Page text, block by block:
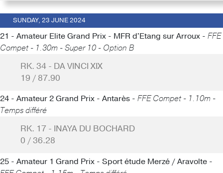
SUNDAY, 23 JUNE 2024
21 - Amateur Elite Grand Prix - MFR d'Etang sur Arroux - FFE
Compet - 1.30m - Super 10 - Option B
RK. 34 - DA VINCI XIX
19 / 87.90
24 - Amateur 2 Grand Prix - Antarès - FFE Compet - 1.10m -
Temps différé
RK. 17 - INAYA DU BOCHARD
0 / 36.28
25 - Amateur 1 Grand Prix - Sport étude Merzé / Aravolte -